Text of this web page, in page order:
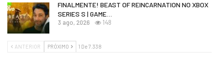
FINALMENTE! BEAST OF REINCARNATION NO XBOX
SERIES S | GAME…
3 ago, 2026 148
ANTERIOR PRÓXIMO 1 De 7.338